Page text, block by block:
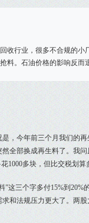
收行业，很多不合规的小
料。石油价格的影响反而
，今年前三个月我们的
全部换成再生料了。我
1000多块，但比交税划算
这三个字多付15%到
和法规压力更大了。两